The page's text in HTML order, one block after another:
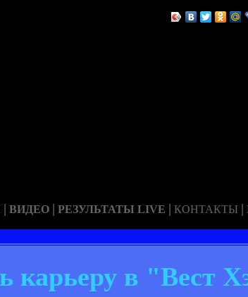
| ВИДЕО | РЕЗУЛЬТАТЫ LIVE | КОНТАКТЫ |
карьеру в "Вест